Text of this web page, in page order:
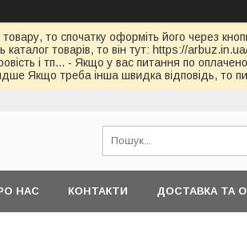
то спочатку оформіть його через
товарів, то він тут: https://
і тп... - Якщо у вас питання по
Якщо треба інша швидка відповідь, то
НАС КОНТАКТИ ДОСТАВКА ТА